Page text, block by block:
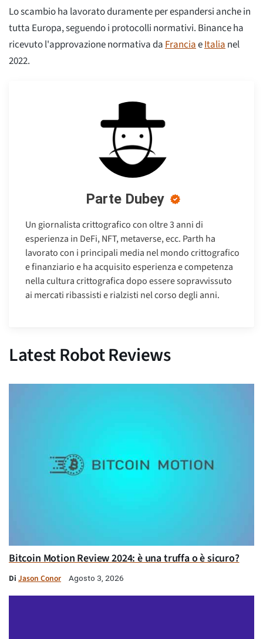
Lo scambio ha lavorato duramente per espandersi anche in
tutta Europa, seguendo i protocolli normativi. Binance ha
ricevuto l'approvazione normativa daFranciaeItalianel
2022.
Parte Dubey
Un giornalista crittografico con oltre 3 anni di
esperienza in DeFi, NFT, metaverse, ecc. Parth ha
lavorato con i principali media nel mondo crittografico
e finanziario e ha acquisito esperienza e competenza
nella cultura crittografica dopo essere sopravvissuto
ai mercati ribassisti e rialzisti nel corso degli anni.
Latest Robot Reviews
Bitcoin Motion Review 2024: è una truffa o è sicuro?
Di Jason Conor Agosto 3, 2026